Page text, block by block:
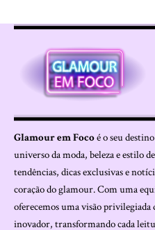
Glamour em Focoé o seu
universo da moda, beleza e estilo
tendências, dicas exclusivas e
coração do glamour. Com uma
oferecemos uma visão privilegiada
inovador, transformando cada